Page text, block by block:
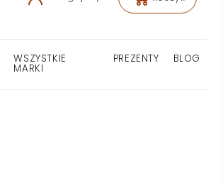
WSZYSTKIE
MARKI
PREZENTY BLOG